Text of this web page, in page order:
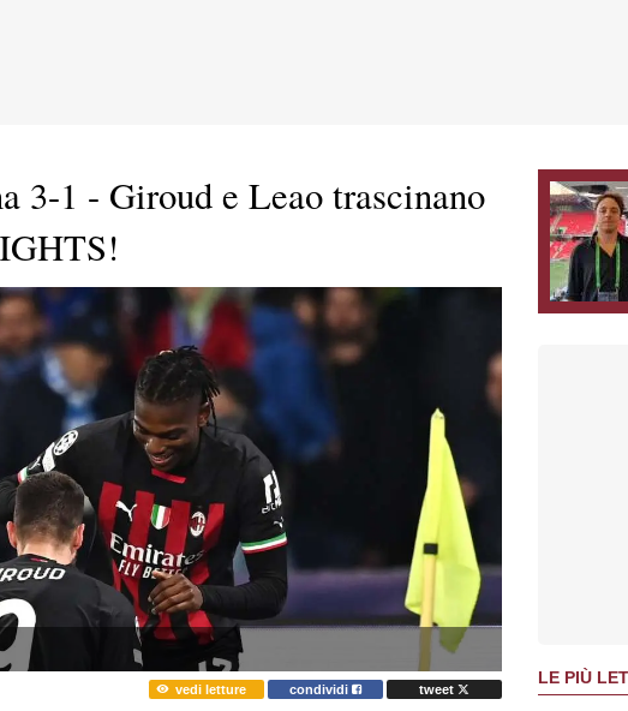
3-1 - Giroud e Leao trascinano
vedi letture condividi tweet
LE PIÙ